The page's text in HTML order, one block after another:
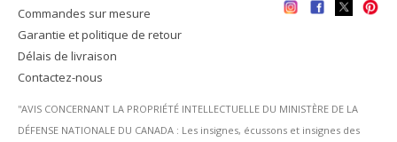
Commandes sur mesure
Garantie et politique de retour
Délais de livraison
Contactez-nous
''AVIS CONCERNANT LA PROPRIÉTÉ INTELLECTUELLE DU MINISTÈRE DE LA
DÉFENSE NATIONALE DU CANADA : Les insignes, écussons et insignes des